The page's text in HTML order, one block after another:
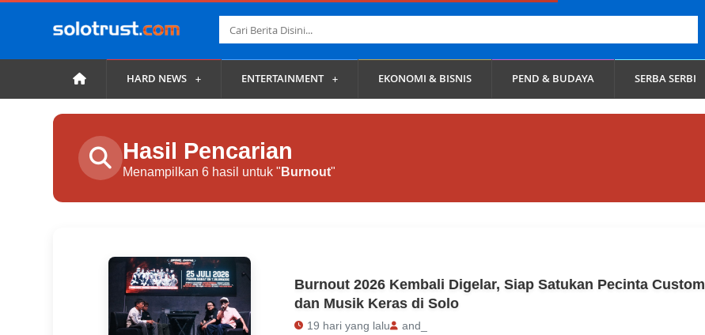
HARD NEWS ENTERTAINMENT EKONOMI & BISNIS PEND & BUDAYA SERBA SERBI
Hasil Pencarian
Menampilkan 6 hasil untuk " Burnout"
Burnout 2026 Kembali Digelar, Siap Satukan Pecinta Custom
dan Musik Keras di Solo
19 hari yang lalu and_